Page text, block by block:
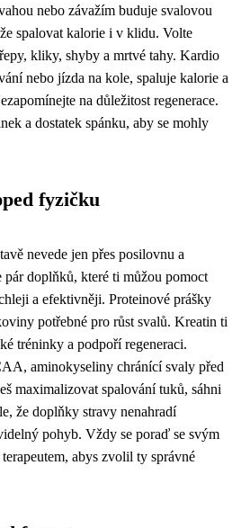
nebo závažím buduje svalovou
spalovat kalorie i v klidu. Volte
kliky, shyby a mrtvé tahy. Kardio
nebo jízda na kole, spaluje kalorie a
na důležitost regenerace.
a dostatek spánku, aby se mohly
fyzičku
nevede jen přes posilovnu a
pár doplňků, které ti můžou pomoct
a efektivněji. Proteinové prášky
potřebné pro růst svalů. Kreatin ti
tréninky a podpoří regeneraci.
aminokyseliny chránící svaly před
maximalizovat spalování tuků, sáhni
že doplňky stravy nenahradí
pohyb. Vždy se poraď se svým
abys zvolil ty správné